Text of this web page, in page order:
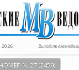
2026 Выходит
№ 27 (2450)